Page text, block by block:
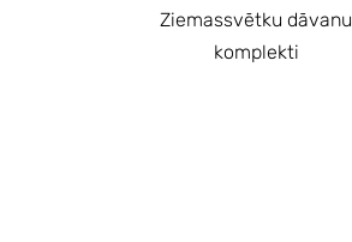
Ziemassvētku dāvanu
komplekti